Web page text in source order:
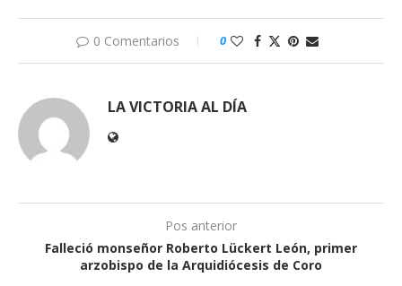
0 Comentarios 0
LA VICTORIA AL DÍA
Pos anterior
Falleció monseñor Roberto Lückert León, primer
arzobispo de la Arquidiócesis de Coro